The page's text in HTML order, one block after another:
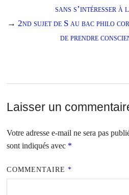
sans s’intéresser à
→ 2nd sujet de S au bac philo
de prendre
Laisser un
Votre adresse e-mail ne sera pas
sont indiqués avec *
COMMENTAIRE*